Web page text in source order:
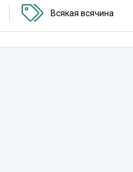
Всякая всячина